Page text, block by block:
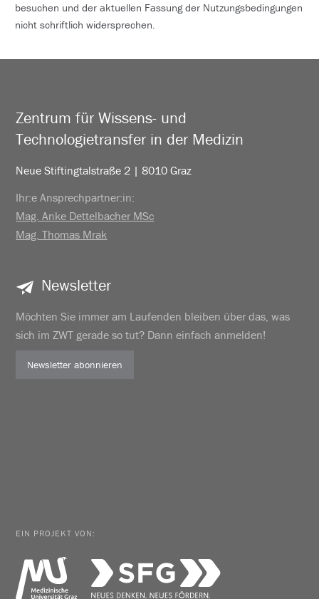
besuchen und der aktuellen Fassung der Nutzungsbedingungen
nicht schriftlich widersprechen.
Zentrum für Wissens- und
Technologietransfer in der Medizin
Neue Stiftingtalstraße 2 | 8010 Graz
Ihr:e Ansprechpartner:in:
Mag. Anke Dettelbacher MSc
Mag. Thomas Mrak
Newsletter
Möchten Sie immer am Laufenden bleiben über das, was
sich im ZWT gerade so tut? Dann einfach anmelden!
Newsletter abonnieren
EIN PROJEKT VON: